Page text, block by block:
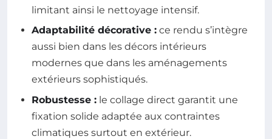
limitant ainsi le nettoyage intensif.
Adaptabilité décorative : ce rendu s’intègre
aussi bien dans les décors intérieurs
modernes que dans les aménagements
extérieurs sophistiqués.
Robustesse : le collage direct garantit une
fixation solide adaptée aux contraintes
climatiques surtout en extérieur.